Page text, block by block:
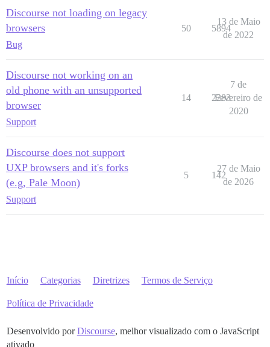
Discourse not loading on legacy
browsers
Bug
50 5894
13 de Maio
de 2022
Discourse not working on an
old phone with an unsupported
browser
Support
14 2283
7 de
Fevereiro de
2020
Discourse does not support
UXP browsers and it's forks
(e.g, Pale Moon)
Support
5 142
27 de Maio
de 2026
Início Categorias Diretrizes Termos de Serviço
Política de Privacidade
Desenvolvido porDiscourse, melhor visualizado com o JavaScript
ativado